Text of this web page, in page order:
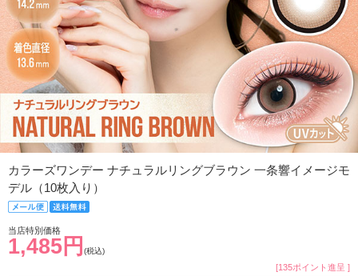
カラーズワンデー ナチュラルリングブラウン 一条響イメージモ
デル（10枚入り）
当店特別価格
1,485円 (税込)
[135ポイント進呈 ]